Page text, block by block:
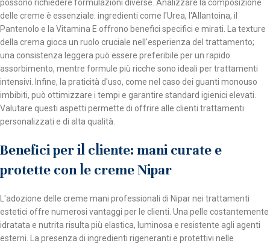
possono richiedere formulazioni diverse. Analizzare la composizione
delle creme è essenziale: ingredienti come l'Urea, l'Allantoina, il
Pantenolo e la Vitamina E offrono benefici specifici e mirati. La texture
della crema gioca un ruolo cruciale nell'esperienza del trattamento;
una consistenza leggera può essere preferibile per un rapido
assorbimento, mentre formule più ricche sono ideali per trattamenti
intensivi. Infine, la praticità d'uso, come nel caso dei guanti monouso
imbibiti, può ottimizzare i tempi e garantire standard igienici elevati.
Valutare questi aspetti permette di offrire alle clienti trattamenti
personalizzati e di alta qualità.
Benefici per il cliente: mani curate e
protette con le creme Nipar
L'adozione delle creme mani professionali di Nipar nei trattamenti
estetici offre numerosi vantaggi per le clienti. Una pelle costantemente
idratata e nutrita risulta più elastica, luminosa e resistente agli agenti
esterni. La presenza di ingredienti rigeneranti e protettivi nelle